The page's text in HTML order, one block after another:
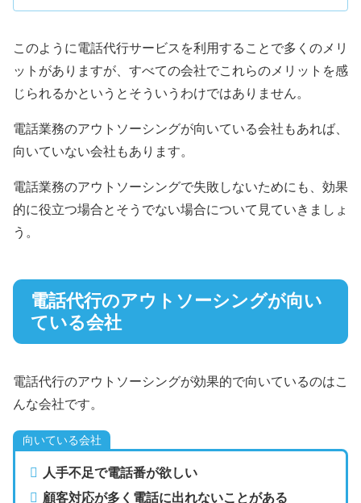
このように電話代行サービスを利用することで多くのメリ
ットがありますが、すべての会社でこれらのメリットを感
じられるかというとそういうわけではありません。
電話業務のアウトソーシングが向いている会社もあれば、
向いていない会社もあります。
電話業務のアウトソーシングで失敗しないためにも、効果
的に役立つ場合とそうでない場合について見ていきましょ
う。
電話代行のアウトソーシングが向い
ている会社
電話代行のアウトソーシングが効果的で向いているのはこ
んな会社です。
向いている会社
人手不足で電話番が欲しい
顧客対応が多く電話に出れないことがある